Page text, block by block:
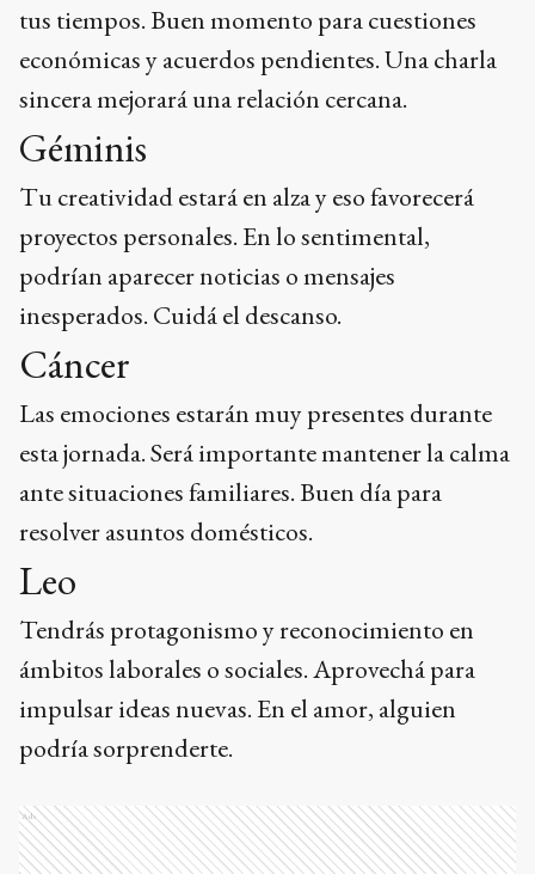
tus tiempos. Buen momento para cuestiones
económicas y acuerdos pendientes. Una charla
sincera mejorará una relación cercana.
Géminis
Tu creatividad estará en alza y eso favorecerá
proyectos personales. En lo sentimental,
podrían aparecer noticias o mensajes
inesperados. Cuidá el descanso.
Cáncer
Las emociones estarán muy presentes durante
esta jornada. Será importante mantener la calma
ante situaciones familiares. Buen día para
resolver asuntos domésticos.
Leo
Tendrás protagonismo y reconocimiento en
ámbitos laborales o sociales. Aprovechá para
impulsar ideas nuevas. En el amor, alguien
podría sorprenderte.
Ads